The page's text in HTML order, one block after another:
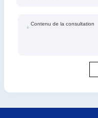
Contenu de la consultation